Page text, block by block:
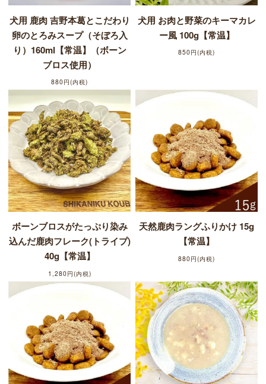
犬用 鹿肉 吉野本葛とこだわり
卵のとろみスープ（そぼろ入
り）160ml【常温】（ボーン
ブロス使用）
880円(内税)
犬用 お肉と野菜のキーマカレ
ー風 100g【常温】
850円(内税)
ボーンブロスがたっぷり染み
込んだ鹿肉フレーク(トライプ)
40g【常温】
1,280円(内税)
天然鹿肉ラングふりかけ 15g
【常温】
880円(内税)